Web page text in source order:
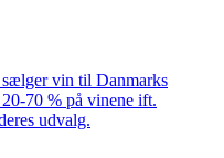
sælger vin til Danmarks
70 % på vinene ift.
udvalg.